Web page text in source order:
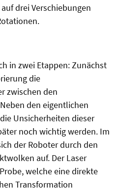
drei Verschiebungen
in zwei Etappen: Zunächst
die
zwischen den
den eigentlichen
Unsicherheiten dieser
noch wichtig werden. Im
der Roboter durch den
auf. Der Laser
welche eine direkte
Transformation